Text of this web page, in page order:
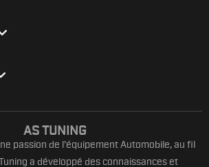
AS TUNING
passion de l’équipement Automobile, au fil
a développé des connaissances et